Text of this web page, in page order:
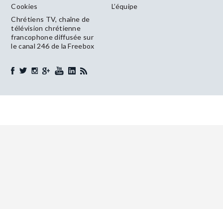
Cookies
L’équipe
Chrétiens TV, chaîne de
télévision chrétienne
francophone diffusée sur
le canal 246 de la Freebox